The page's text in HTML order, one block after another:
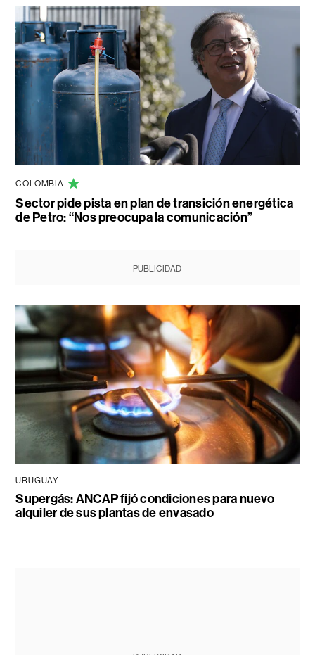
COLOMBIA
Sector pide pista en plan de transición energética
de Petro: “Nos preocupa la comunicación”
PUBLICIDAD
URUGUAY
Supergás: ANCAP fijó condiciones para nuevo
alquiler de sus plantas de envasado